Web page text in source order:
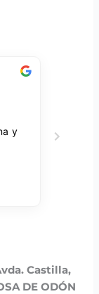
Castilla,
DE ODÓN